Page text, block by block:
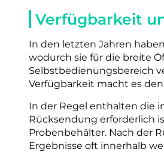
Verfügbarkeit
In den letzten Jahren
wodurch sie für die breite
Selbstbedienungsbereich
Verfügbarkeit macht es
In der Regel enthalten die
Rücksendung erforderlich
Probenbehälter. Nach der
Ergebnisse oft innerhalb